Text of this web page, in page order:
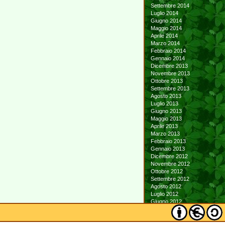
Settembre 2014
Luglio 2014
Giugno 2014
Maggio 2014
Aprile 2014
Marzo 2014
Febbraio 2014
Gennaio 2014
Dicembre 2013
Novembre 2013
Ottobre 2013
Settembre 2013
Agosto 2013
Luglio 2013
Giugno 2013
Maggio 2013
Aprile 2013
Marzo 2013
Febbraio 2013
Gennaio 2013
Dicembre 2012
Novembre 2012
Ottobre 2012
Settembre 2012
Agosto 2012
Luglio 2012
Giugno 2012
Maggio 2012
Aprile 2012